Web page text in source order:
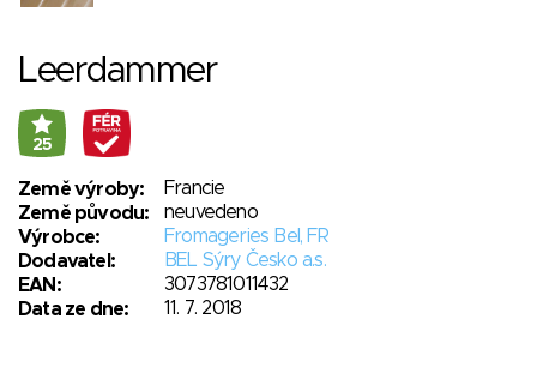
Leerdammer
25
Země výroby:
Francie
Země původu:
neuvedeno
Výrobce:
Fromageries Bel, FR
Dodavatel:
BEL Sýry Česko a.s.
EAN:
3073781011432
Data ze dne:
11. 7. 2018